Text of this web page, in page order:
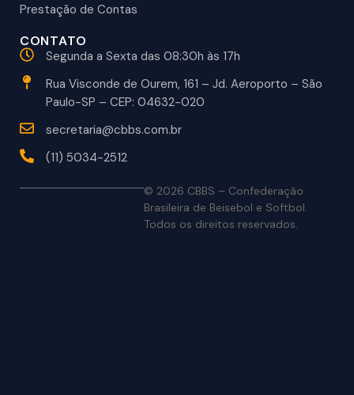
Prestação de Contas
CONTATO
Segunda a Sexta das 08:30h às 17h
Rua Visconde de Ourem, 161 – Jd. Aeroporto – São
Paulo-SP – CEP: 04632-020
secretaria@cbbs.com.br
(11) 5034-2512
© 2026 CBBS – Confederação
Brasileira de Beisebol e Softbol.
Todos os direitos reservados.